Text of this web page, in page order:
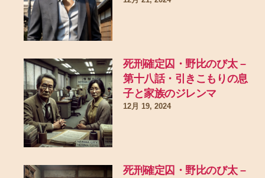
死刑確定囚・野比のび太 –
第十八話・引きこもりの息
子と家族のジレンマ
12月 19, 2024
死刑確定囚・野比のび太 –